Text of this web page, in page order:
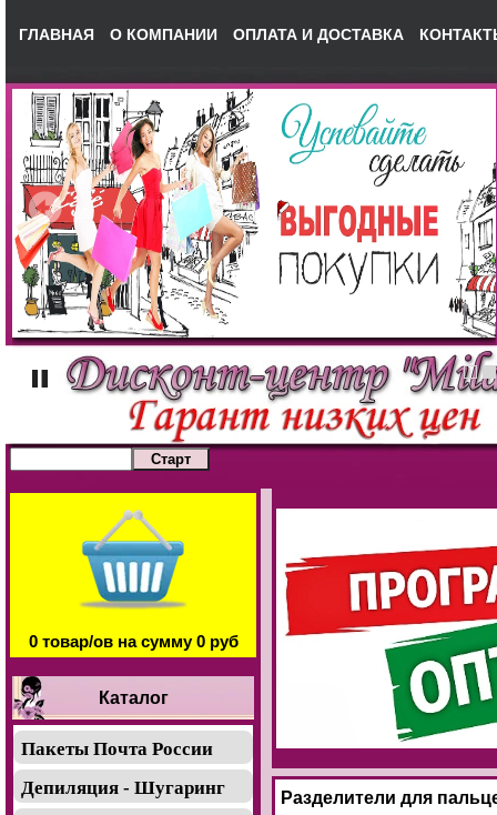
ГЛАВНАЯ О КОМПАНИИ ОПЛАТА И ДОСТАВКА
0 товар/ов на сумму 0 руб
Каталог
Пакеты Почта России
Депиляция - Шугаринг
Разделители для